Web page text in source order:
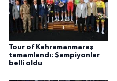
Tour of Kahramanmaraş
tamamlandı: Şampiyonlar
belli oldu